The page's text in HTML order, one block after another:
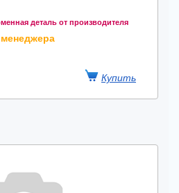
деталь от производителя